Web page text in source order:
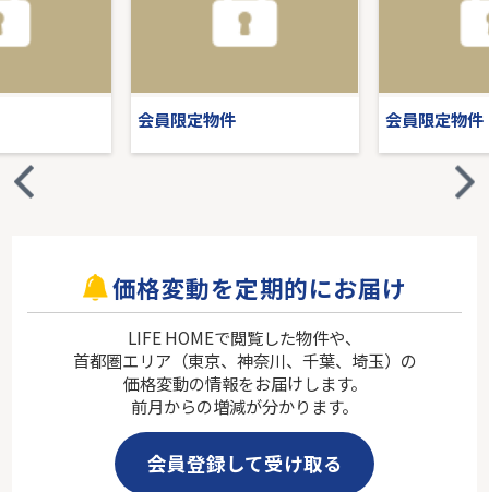
会員限定物件 会員限定物件
価格変動を定期的にお届け
LIFE HOMEで閲覧した物件や、
首都圏エリア（東京、神奈川、千葉、埼玉）の
価格変動の情報をお届けします。
前月からの増減が分かります。
会員登録して受け取る